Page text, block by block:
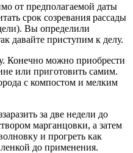
от предполагаемой даты
срок созревания рассады
Вы определили
давайте приступим к делу.
Конечно можно приобрести
или приготовить самим.
с компостом и мелким
за две недели до
марганцовки, а затем
и прогреть как
до применения.